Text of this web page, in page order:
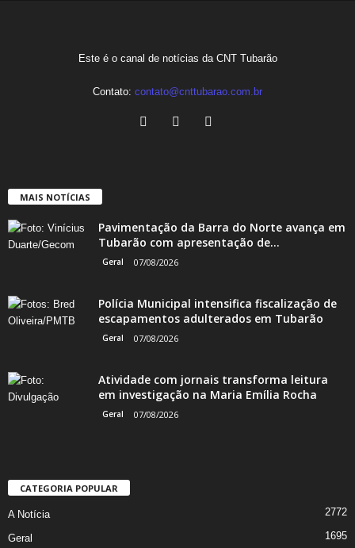
Este é o canal de notícias da CNT Tubarão
Contato: contato@cnttubarao.com.br
MAIS NOTÍCIAS
Pavimentação da Barra do Norte avança em
Tubarão com apresentação de...
Geral 07/08/2026
Polícia Municipal intensifica fiscalização de
escapamentos adulterados em Tubarão
Geral 07/08/2026
Atividade com jornais transforma leitura
em investigação na Maria Emília Rocha
Geral 07/08/2026
CATEGORIA POPULAR
A Notícia 2772
Geral 1695